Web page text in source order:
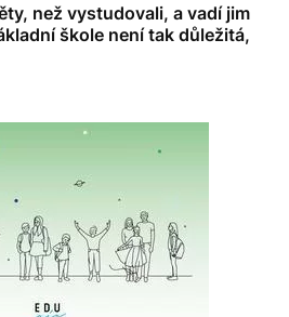
než vystudovali, a vadí jim
škole není tak důležitá,